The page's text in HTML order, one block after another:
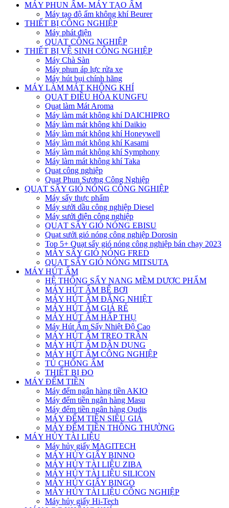
MÁY PHUN ẨM- MÁY TẠO ẨM
Máy tạo độ ẩm không khí Beurer
THIẾT BỊ CÔNG NGHIỆP
Máy phát điện
QUẠT CÔNG NGHIỆP
THIẾT BỊ VỆ SINH CÔNG NGHIỆP
Máy Chà Sàn
Máy phun áp lực rửa xe
Máy hút bụi chính hãng
MÁY LÀM MÁT KHÔNG KHÍ
QUẠT ĐIỀU HÒA KUNGFU
Quạt làm Mát Aroma
Máy làm mát không khí DAICHIPRO
Máy làm mát không khí Daikio
Máy làm mát không khí Honeywell
Máy làm mát không khí Kasami
Máy làm mát không khí Symphony
Máy làm mát không khí Taka
Quạt công nghiệp
Quạt Phun Sương Công Nghiệp
QUẠT SẤY GIÓ NÓNG CÔNG NGHIỆP
Máy sấy thực phẩm
Máy sưởi dầu công nghiệp Diesel
Máy sưởi điện công nghiệp
QUẠT SẤY GIÓ NÓNG EBISU
Quạt sưởi gió nóng công nghiệp Dorosin
Top 5+ Quạt sấy gió nóng công nghiệp bán chạy 2023
MÁY SẤY GIÓ NÓNG FRED
QUẠT SẤY GIÓ NÓNG MITSUTA
MÁY HÚT ẨM
HỆ THỐNG SẤY NANG MỀM DƯỢC PHẨM
MÁY HÚT ẨM BỂ BƠI
MÁY HÚT ẨM ĐẲNG NHIỆT
MÁY HÚT ẨM GIÁ RẺ
MÁY HÚT ẨM HẤP THỤ
Máy Hút Ẩm Sấy Nhiệt Độ Cao
MÁY HÚT ẨM TREO TRẦN
MÁY HÚT ẨM DÂN DỤNG
MÁY HÚT ẨM CÔNG NGHIỆP
TỦ CHỐNG ẨM
THIẾT BỊ ĐO
MÁY ĐẾM TIỀN
Máy đếm ngân hàng tiền AKIO
Máy đếm tiền ngân hàng Masu
Máy đếm tiền ngân hàng Oudis
MÁY ĐẾM TIỀN SIÊU GIẢ
MÁY ĐẾM TIỀN THÔNG THƯỜNG
MÁY HỦY TÀI LIỆU
Máy hủy giấy MAGITECH
MÁY HỦY GIẤY BINNO
MÁY HỦY TÀI LIỆU ZIBA
MÁY HỦY TÀI LIỆU SILICON
MÁY HỦY GIẤY BINGO
MÁY HỦY TÀI LIỆU CÔNG NGHIỆP
Máy hủy giấy Hi-Tech